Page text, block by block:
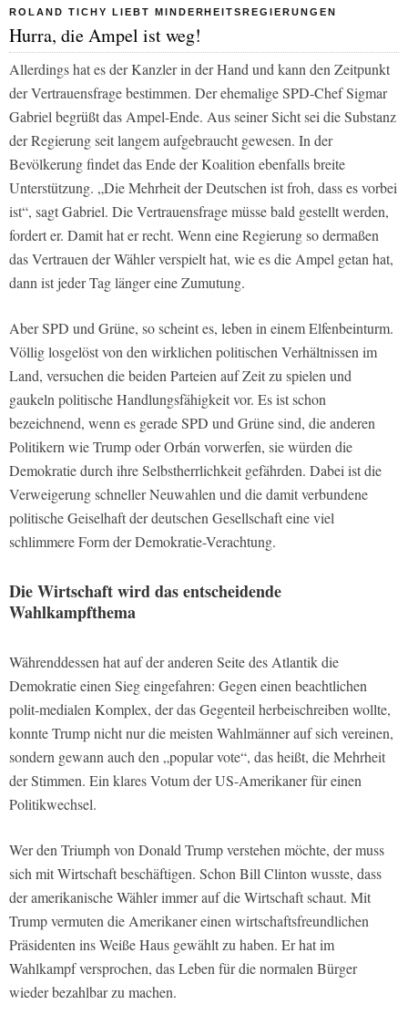
ROLAND TICHY LIEBT MINDERHEITSREGIERUNGEN
Hurra, die Ampel ist weg!
Allerdings hat es der Kanzler in der Hand und kann den Zeitpunkt
der Vertrauensfrage bestimmen. Der ehemalige SPD-Chef Sigmar
Gabriel begrüßt das Ampel-Ende. Aus seiner Sicht sei die Substanz
der Regierung seit langem aufgebraucht gewesen. In der
Bevölkerung findet das Ende der Koalition ebenfalls breite
Unterstützung. „Die Mehrheit der Deutschen ist froh, dass es vorbei
ist“, sagt Gabriel. Die Vertrauensfrage müsse bald gestellt werden,
fordert er. Damit hat er recht. Wenn eine Regierung so dermaßen
das Vertrauen der Wähler verspielt hat, wie es die Ampel getan hat,
dann ist jeder Tag länger eine Zumutung.
Aber SPD und Grüne, so scheint es, leben in einem Elfenbeinturm.
Völlig losgelöst von den wirklichen politischen Verhältnissen im
Land, versuchen die beiden Parteien auf Zeit zu spielen und
gaukeln politische Handlungsfähigkeit vor. Es ist schon
bezeichnend, wenn es gerade SPD und Grüne sind, die anderen
Politikern wie Trump oder Orbán vorwerfen, sie würden die
Demokratie durch ihre Selbstherrlichkeit gefährden. Dabei ist die
Verweigerung schneller Neuwahlen und die damit verbundene
politische Geiselhaft der deutschen Gesellschaft eine viel
schlimmere Form der Demokratie-Verachtung.
Die Wirtschaft wird das entscheidende
Wahlkampfthema
Währenddessen hat auf der anderen Seite des Atlantik die
Demokratie einen Sieg eingefahren: Gegen einen beachtlichen
polit-medialen Komplex, der das Gegenteil herbeischreiben wollte,
konnte Trump nicht nur die meisten Wahlmänner auf sich vereinen,
sondern gewann auch den „popular vote“, das heißt, die Mehrheit
der Stimmen. Ein klares Votum der US-Amerikaner für einen
Politikwechsel.
Wer den Triumph von Donald Trump verstehen möchte, der muss
sich mit Wirtschaft beschäftigen. Schon Bill Clinton wusste, dass
der amerikanische Wähler immer auf die Wirtschaft schaut. Mit
Trump vermuten die Amerikaner einen wirtschaftsfreundlichen
Präsidenten ins Weiße Haus gewählt zu haben. Er hat im
Wahlkampf versprochen, das Leben für die normalen Bürger
wieder bezahlbar zu machen.